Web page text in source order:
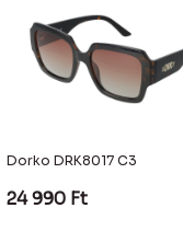
Dorko DRK8017 C3
24 990 Ft